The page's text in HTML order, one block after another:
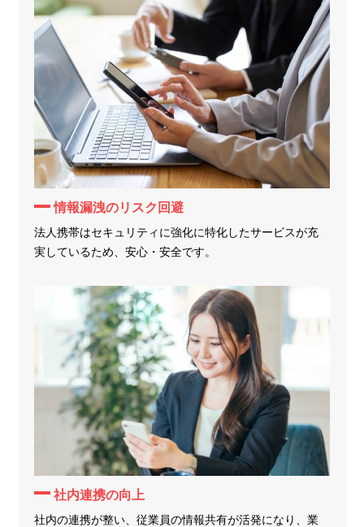
情報漏洩のリスク回避
法人携帯はセキュリティに強化に特化したサービスが充
実しているため、安心・安全です。
社内連携の向上
社内の連携が整い、従業員の情報共有が活発になり、業